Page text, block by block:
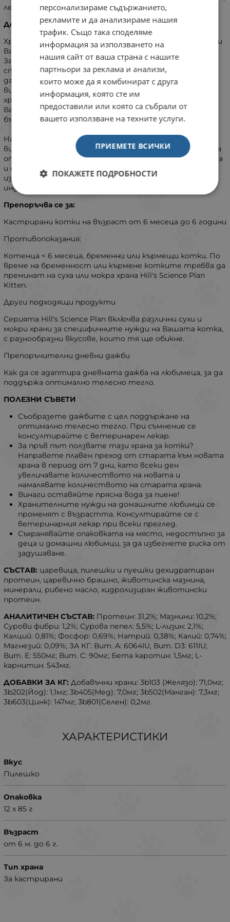
лесно смилаеми съставки.
Допълнителна информация:
Храна с отличен вкус за дълъг и щастлив живот. Вие и
Вашият любимец имате дълбока и специална връзка.
Защото всеки миг, който прекарвате заедно, е
специален, и именно затова ние се стараем да ви
дарим с повече такива мигове. Благодарение на
висококачествените си съставки и подходящите
хранителни вещества, Hill's Science Plan дава на
Вашата котка храната, от която се нуждае, за да
бъде здрава и щастлива през целия си живот.
Нашата храна за котки се прави от най-
висококачествени съставки. Тези съставки трябва да
отговарят на нашите строги изисквания за чистота
и съдържание на хранителни вещества, които
изисквания надвишават стандартите на
индустрията.
Препоръчва се за:
Кастрирани котки на възраст от 6 месеца до 6 години
Противопоказания:
Котенца < 6 месеца, бременни или кърмещи котки. По
време на бременност или кърмене котките трябва да
преминат на суха или мокра храна Hill's Science Plan
Kitten.
Други подходящи продукти
Серията Hill's Science Plan включва различни сухи и
мокри храни за специфичните нужди на Вашата котка,
с разнообразни вкусове, които тя ще обикне.
Препоръчителни дневни дажби
Как да се адаптира дневната дажба на любимеца, за да
поддържа оптимално телесно тегло.
ПОЛЕЗНИ СЪВЕТИ
Съобразете дажбите с цел поддържане на
оптимално телесно тегло. При съмнение се
консултирайте с ветеринарен лекар.
За пръв път ползвате тази храна за котки?
Направете плавен преход от старата към новата
храна в период от 7 дни, като всеки ден
увеличавате количеството на новата и
намалявате количеството на старата храна.
Винаги оставяйте прясна вода за пиене!
Хранителните нужди на домашните любимци се
променят с възрастта. Консултирайте се с
ветеринарния лекар при всеки преглед.
Съхранявайте опаковката на място, недостъпно за
деца и домашни любимци, за да избегнете риска от
задушаване.
СЪСТАВ: царевица, пилешки и пуешки дехидратиран
протеин, царевично брашно, животинска мазнина,
минерали, рибено масло, хидролизиран животински
протеин.
АНАЛИТИЧЕН СЪСТАВ: Протеин: 31,2%; Мазнини: 10,2%;
Сурови фибри: 1,2%; Сурова пепел: 5,5%; L-лизин: 2,1%;
Калций: 0,81%; Фосфор: 0,69%; Натрий: 0,38%; Калий: 0,74%;
Магнезий: 0,09%; ЗА КГ: Вит. A: 6064IU, Вит. D3: 611IU;
Вит. E: 550мг; Вит. C: 90мг; Бета каротин: 1,5мг; L-
карнитин: 543мг.
ДОБАВКИ ЗА КГ: Добавъчни храни: 3b103 (Желязо): 71,0мг;
3b202(Йод): 1,1мг; 3b405(Мед): 7,0мг; 3b502(Манган): 7,3мг;
3b603(Цинк): 147мг; 3b801(Селен): 0,2мг.
ХАРАКТЕРИСТИКИ
Вкус
Пилешко
Опаковка
12 x 85 г
Възраст
от 6 м. до 6 г.
Тип храна
За кастрирани
персонализираме съдържанието,
рекламите и да анализираме нашия
трафик. Също така споделяме
информация за използването на
нашия сайт от ваша страна с нашите
партньори за реклама и анализи,
които може да я комбинират с друга
информация, която сте им
предоставили или която са събрали от
вашето използване на техните услуги.
ПРИЕМЕТЕ ВСИЧКИ
ПОКАЖЕТЕ ПОДРОБНОСТИ